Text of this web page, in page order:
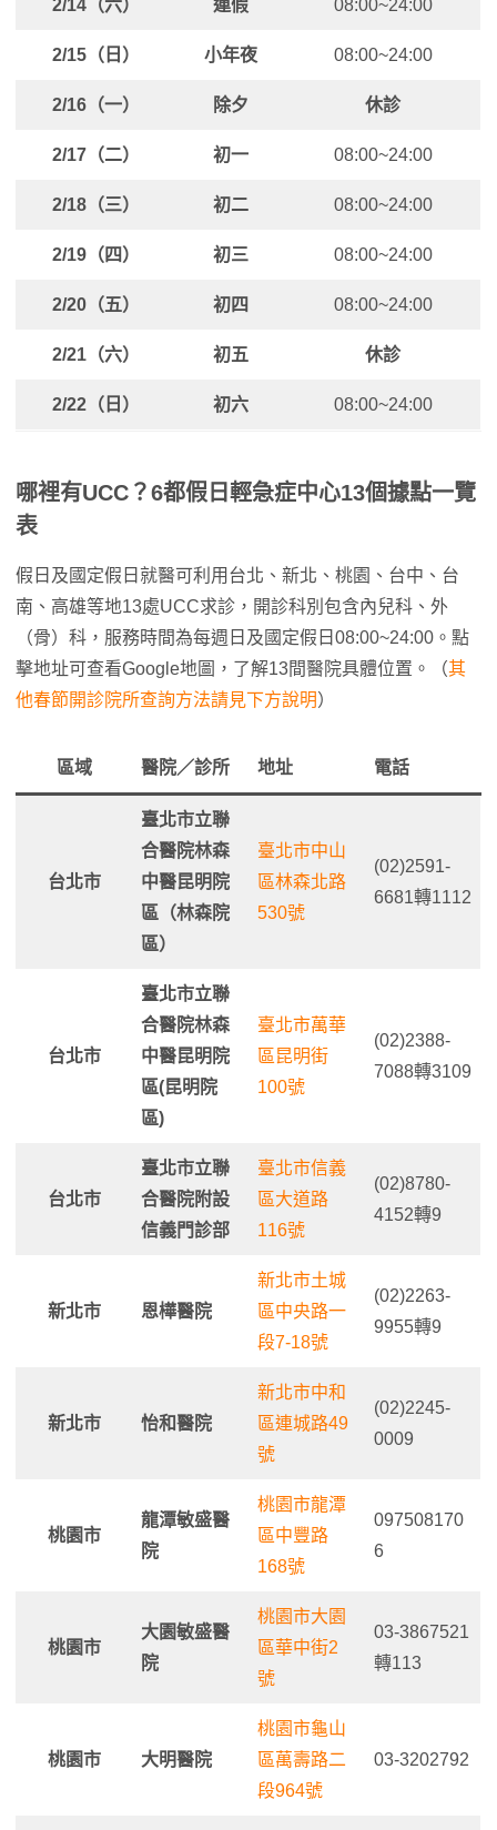
2/14（六） 連假 08:00~24:00
2/15（日） 小年夜 08:00~24:00
2/16（一） 除夕 休診
2/17（二） 初一 08:00~24:00
2/18（三） 初二 08:00~24:00
2/19（四） 初三 08:00~24:00
2/20（五） 初四 08:00~24:00
2/21（六） 初五 休診
2/22（日） 初六 08:00~24:00
哪裡有UCC？6都假日輕急症中心13個據點一覽
表
假日及國定假日就醫可利用台北、新北、桃園、台中、台
南、高雄等地13處UCC求診，開診科別包含內兒科、外
（骨）科，服務時間為每週日及國定假日08:00~24:00。點
擊地址可查看Google地圖，了解13間醫院具體位置。（其
他春節開診院所查詢方法請見下方說明）
區域 醫院／診所 地址 電話
台北市
臺北市立聯
合醫院林森
中醫昆明院
區（林森院
區）
臺北市中山
區林森北路
530號
(02)2591-
6681轉1112
台北市
臺北市立聯
合醫院林森
中醫昆明院
區(昆明院
區)
臺北市萬華
區昆明街
100號
(02)2388-
7088轉3109
台北市
臺北市立聯
合醫院附設
信義門診部
臺北市信義
區大道路
116號
(02)8780-
4152轉9
新北市 恩樺醫院
新北市土城
區中央路一
段7-18號
(02)2263-
9955轉9
新北市 怡和醫院
新北市中和
區連城路49
號
(02)2245-
0009
桃園市
龍潭敏盛醫
院
桃園市龍潭
區中豐路
168號
097508170
6
桃園市
大園敏盛醫
院
桃園市大園
區華中街2
號
03-3867521
轉113
桃園市 大明醫院
桃園市龜山
區萬壽路二
段964號
03-3202792